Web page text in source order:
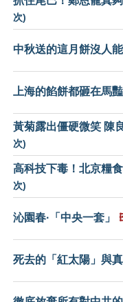
次)
中秋送的這月餅沒人
上海的餡餅都砸在馬
黃菊露出僵硬微笑 陳
次)
高科技下毒！北京糧
次)
沁園春·「中央一套」
死去的「紅太陽」與